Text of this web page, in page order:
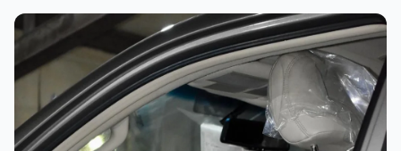
غسيل رغوي